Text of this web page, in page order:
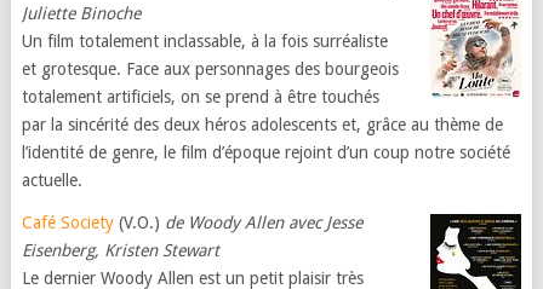
Juliette Binoche
Un film totalement inclassable, à la fois surréaliste
et grotesque. Face aux personnages des bourgeois
totalement artificiels, on se prend à être touchés
par la sincérité des deux héros adolescents et, grâce au thème de
l’identité de genre, le film d’époque rejoint d’un coup notre société
actuelle.
Café Society(V.O.) de Woody Allen avec Jesse
Eisenberg, Kristen Stewart
Le dernier Woody Allen est un petit plaisir très